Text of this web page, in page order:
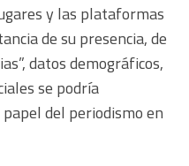
y las plataformas
de su presencia, de
datos demográficos,
se podría
del periodismo en